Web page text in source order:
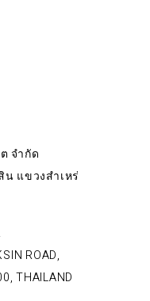
จำกัด
น แขวงสำเหร่
ROAD,
THAILAND